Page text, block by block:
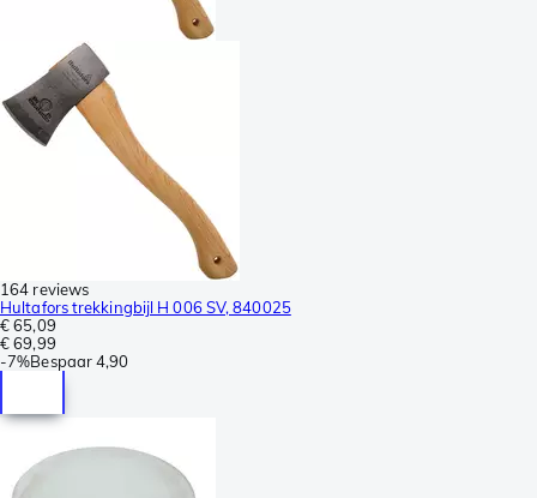
164 reviews
Hultafors trekkingbijl H 006 SV, 840025
€ 65,09
€ 69,99
-7%Bespaar4,90